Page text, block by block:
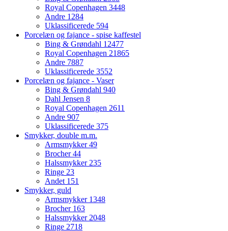
Royal Copenhagen 3448
Andre 1284
Uklassificerede 594
Porcelæn og fajance - spise kaffestel
Bing & Grøndahl 12477
Royal Copenhagen 21865
Andre 7887
Uklassificerede 3552
Porcelæn og fajance - Vaser
Bing & Grøndahl 940
Dahl Jensen 8
Royal Copenhagen 2611
Andre 907
Uklassificerede 375
Smykker, double m.m.
Armsmykker49
Brocher44
Halssmykker 235
Ringe 23
Andet 151
Smykker, guld
Armsmykker 1348
Brocher 163
Halssmykker 2048
Ringe 2718